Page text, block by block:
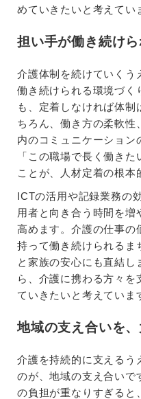
めていきたいと考えてい
担い手が働き続け
介護体制を続けていくう
働き続けられる環境づく
も、定着しなければ体制
ちろん、働き方の柔軟性
内のコミュニケーション
「この職場で長く働き
ことが、人材定着の根本
ICTの活用や記録業務の
用者と向き合う時間を増
高めます。介護の仕事の
持って働き続けられるま
と家族の安心にも直結
ら、介護に携わる方々を
ていきたいと考えていま
地域の支え合いを
介護を持続的に支えるう
のが、地域の支え合いで
の負担が重なりすぎると